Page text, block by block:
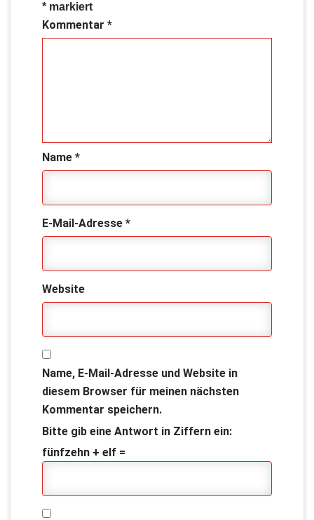
* markiert
Kommentar *
Name *
E-Mail-Adresse *
Website
Name, E-Mail-Adresse und Website in
diesem Browser für meinen nächsten
Kommentar speichern.
Bitte gib eine Antwort in Ziffern ein:
fünfzehn + elf =